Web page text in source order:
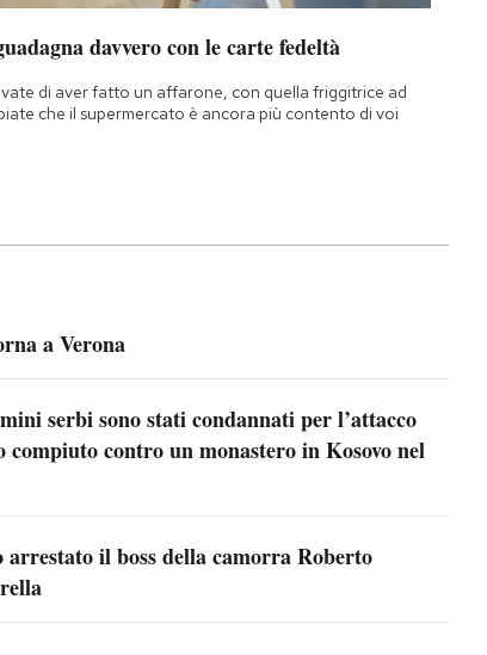
davvero con le carte fedeltà
di aver fatto un affarone, con quella friggitrice ad
che il supermercato è ancora più contento di voi
a Verona
serbi sono stati condannati per l’attacco
compiuto contro un monastero in Kosovo nel
arrestato il boss della camorra Roberto